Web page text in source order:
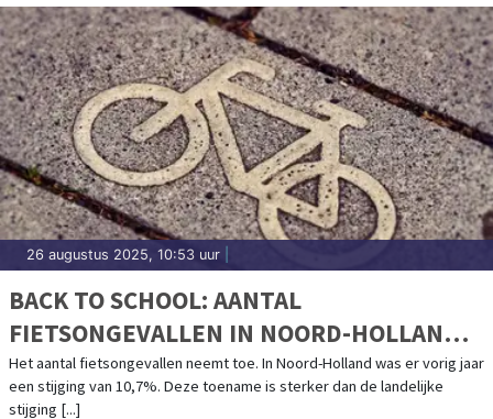
26 augustus 2025, 10:53 uur
BACK TO SCHOOL: AANTAL
FIETSONGEVALLEN IN NOORD-HOLLAND
GESTEGEN MET RUIM 10%
Het aantal fietsongevallen neemt toe. In Noord-Holland was er vorig jaar
een stijging van 10,7%. Deze toename is sterker dan de landelijke
stijging [...]